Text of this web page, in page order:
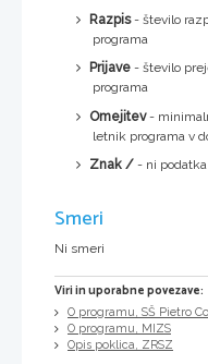
Razpis- število
programa
Prijave - število
programa
Omejitev-
letnik programa v
Znak / - ni
Smeri
Ni smeri
Viri in uporabne povezave:
O programu, SŠ Pietro
O programu, MIZS
Opis poklica, ZRSZ